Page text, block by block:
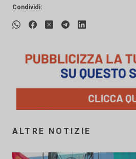
Condividi:
ALTRE NOTIZIE